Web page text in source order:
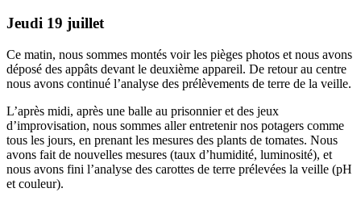
Jeudi 19 juillet
Ce matin, nous sommes montés voir les pièges photos et nous avons
déposé des appâts devant le deuxième appareil. De retour au centre
nous avons continué l’analyse des prélèvements de terre de la veille.
L’après midi, après une balle au prisonnier et des jeux
d’improvisation, nous sommes aller entretenir nos potagers comme
tous les jours, en prenant les mesures des plants de tomates. Nous
avons fait de nouvelles mesures (taux d’humidité, luminosité), et
nous avons fini l’analyse des carottes de terre prélevées la veille (pH
et couleur).